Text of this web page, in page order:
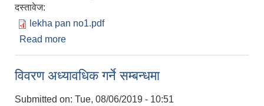
दस्तावेज:
lekha pan no1.pdf
Read more
विवरण अध्यावधिक गर्ने सम्बन्धमा
Submitted on: Tue, 08/06/2019 - 10:51